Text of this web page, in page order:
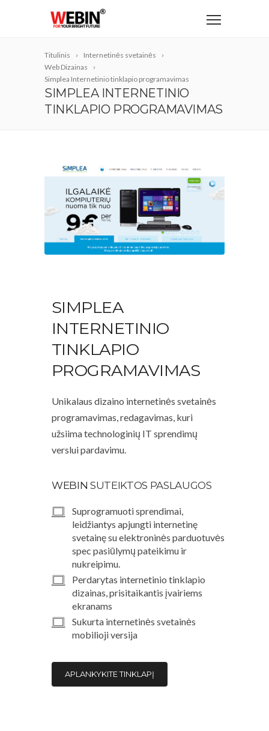
Titulinis
Internetinės svetainės
Web Dizainas
Simplea Internetinio tinklapio programavimas
SIMPLEA INTERNETINIO
TINKLAPIO PROGRAMAVIMAS
SIMPLEA
INTERNETINIO
TINKLAPIO
PROGRAMAVIMAS
Unikalaus dizaino internetinės svetainės
programavimas, redagavimas, kuri
užsiima technologinių IT sprendimų
verslui pardavimu.
WEBIN SUTEIKTOS PASLAUGOS
Suprogramuoti sprendimai,
leidžiantys apjungti internetinę
svetainę su elektroninės parduotuvės
spec pasiūlymų pateikimu ir
nukreipimu.
Perdarytas internetinio tinklapio
dizainas, prisitaikantis įvairiems
ekranams
Sukurta internetinės svetainės
mobilioji versija
APLANKYKITE TINKLAPĮ